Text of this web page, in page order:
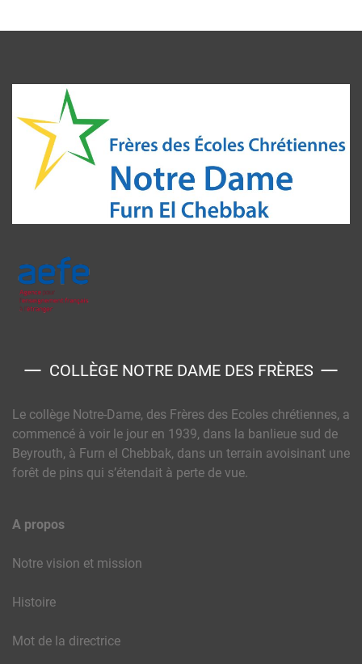
COLLÈGE NOTRE DAME DES FRÈRES
Le collège Notre-Dame, des Frères des Ecoles chrétiennes, a
commencé à voir le jour en 1939, dans la banlieue sud de
Beyrouth, à Furn el Chebbak, dans un terrain avoisinant une
forêt de pins qui s’étendait à perte de vue.
A propos
Notre vision et mission
Histoire
Mot de la directrice